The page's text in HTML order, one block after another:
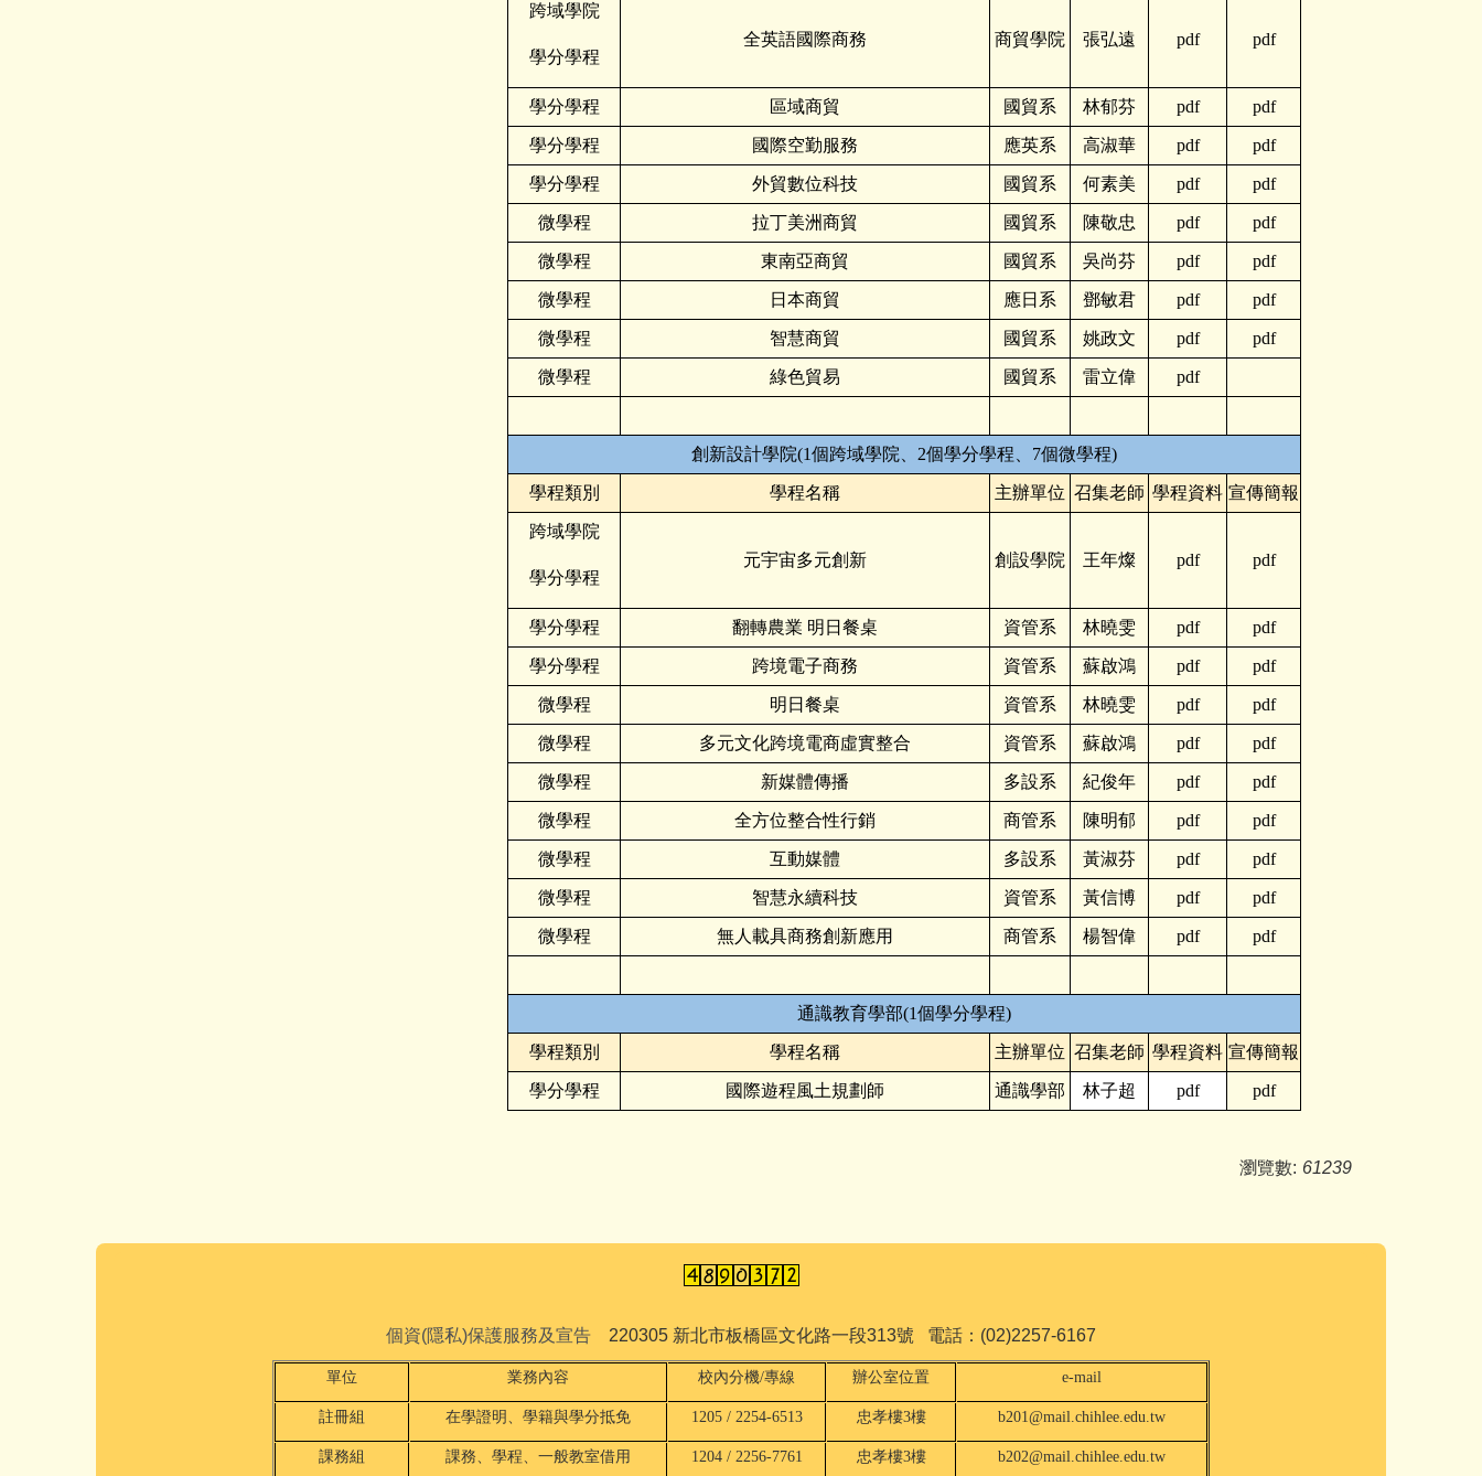
跨域學院
學分學程
全英語國際商務 商貿學院 張弘遠 pdf pdf
學分學程 區域商貿 國貿系 林郁芬 pdf pdf
學分學程 國際空勤服務 應英系 高淑華 pdf pdf
學分學程 外貿數位科技 國貿系 何素美 pdf pdf
微學程 拉丁美洲商貿 國貿系 陳敬忠 pdf pdf
微學程 東南亞商貿 國貿系 吳尚芬 pdf pdf
微學程 日本商貿 應日系 鄧敏君 pdf pdf
微學程 智慧商貿 國貿系 姚政文 pdf pdf
微學程 綠色貿易 國貿系 雷立偉 pdf
創新設計學院(1個跨域學院、2個學分學程、7個微學程)
學程類別 學程名稱 主辦單位 召集老師 學程資料 宣傳簡報
跨域學院
學分學程
元宇宙多元創新 創設學院 王年燦 pdf pdf
學分學程 翻轉農業 明日餐桌 資管系 林曉雯 pdf pdf
學分學程 跨境電子商務 資管系 蘇啟鴻 pdf pdf
微學程 明日餐桌 資管系 林曉雯 pdf pdf
微學程 多元文化跨境電商虛實整合 資管系 蘇啟鴻 pdf pdf
微學程 新媒體傳播 多設系 紀俊年 pdf pdf
微學程 全方位整合性行銷 商管系 陳明郁 pdf pdf
微學程 互動媒體 多設系 黃淑芬 pdf pdf
微學程 智慧永續科技 資管系 黃信博 pdf pdf
微學程 無人載具商務創新應用 商管系 楊智偉 pdf pdf
通識教育學部(1個學分學程)
學程類別 學程名稱 主辦單位 召集老師 學程資料 宣傳簡報
學分學程 國際遊程風土規劃師 通識學部 林子超 pdf pdf
瀏覽數: 61239
個資(隱私)保護服務及宣告 220305 新北市板橋區文化路一段313號 電話：(02)2257-6167
單位 業務內容 校內分機/專線 辦公室位置 e-mail
註冊組 在學證明、學籍與學分抵免 1205 / 2254-6513 忠孝樓3樓 b201@mail.chihlee.edu.tw
課務組 課務、學程、一般教室借用 1204 / 2256-7761 忠孝樓3樓 b202@mail.chihlee.edu.tw